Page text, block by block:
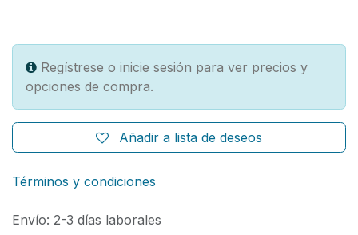
Regístrese o inicie sesión para ver precios y
opciones de compra.
Añadir a lista de deseos
Términos y condiciones
Envío: 2-3 días laborales